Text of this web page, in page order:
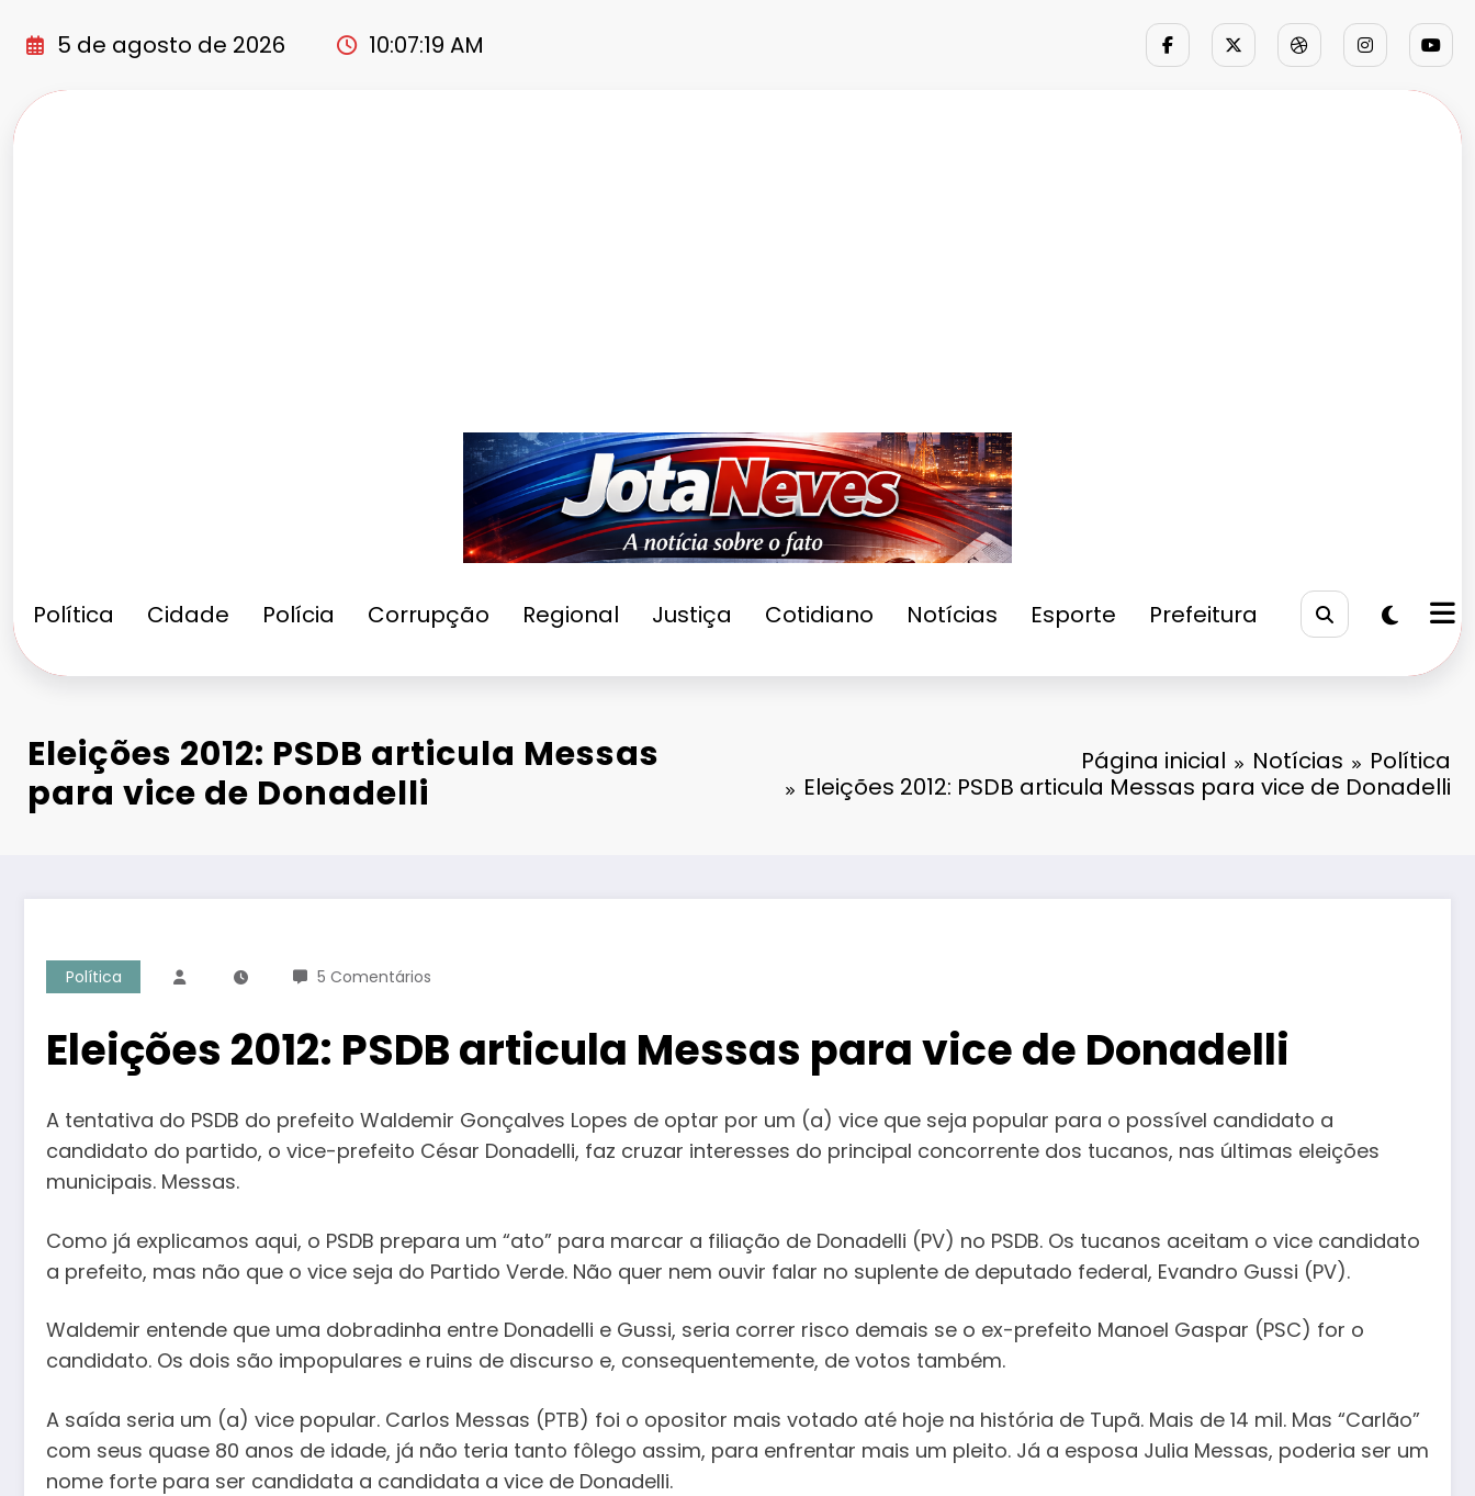
para
conteúdo
5 de agosto de 2026 10:07:21 AM
Política Cidade Polícia Corrupção Regional Justiça Cotidiano Notícias Esporte Prefeitura
Eleições 2012: PSDB articula Messas
para vice de Donadelli
Página inicial Notícias
Política
Eleições 2012: PSDB articula Messas para vice de Donadelli
Política 5 Comentários
Eleições 2012: PSDB articula Messas para vice de Donadelli
A tentativa do PSDB do prefeito Waldemir Gonçalves Lopes de optar por um (a) vice que seja popular para o possível candidato a
candidato do partido, o vice-prefeito César Donadelli, faz cruzar interesses do principal concorrente dos tucanos, nas últimas eleições
municipais. Messas.
Como já explicamos aqui, o PSDB prepara um “ato” para marcar a filiação de Donadelli (PV) no PSDB. Os tucanos aceitam o vice candidato
a prefeito, mas não que o vice seja do Partido Verde. Não quer nem ouvir falar no suplente de deputado federal, Evandro Gussi (PV).
Waldemir entende que uma dobradinha entre Donadelli e Gussi, seria correr risco demais se o ex-prefeito Manoel Gaspar (PSC) for o
candidato. Os dois são impopulares e ruins de discurso e, consequentemente, de votos também.
A saída seria um (a) vice popular. Carlos Messas (PTB) foi o opositor mais votado até hoje na história de Tupã. Mais de 14 mil. Mas “Carlão”
com seus quase 80 anos de idade, já não teria tanto fôlego assim, para enfrentar mais um pleito. Já a esposa Julia Messas, poderia ser um
nome forte para ser candidata a candidata a vice de Donadelli.